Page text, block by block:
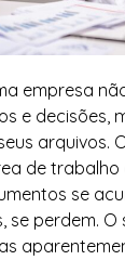
empresa
e decisões,
arquivos.
de trabalho
se
se perdem. O